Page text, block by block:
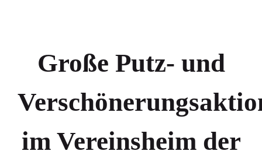
Große Putz- und
im Vereinsheim der